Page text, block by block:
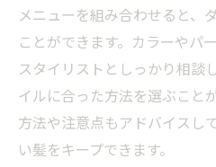
メニューを組み合わせると、
ことができます。カラーやパ
スタイリストとしっかり相談
イルに合った方法を選ぶこと
方法や注意点もアドバイスし
い髪をキープできます。